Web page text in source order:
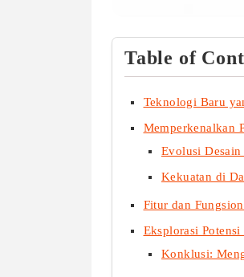
Table of
Teknologi Baru
Memperkenalkan
Evolusi Desain
Kekuatan di
Fitur dan
Eksplorasi Potensi
Konklusi: